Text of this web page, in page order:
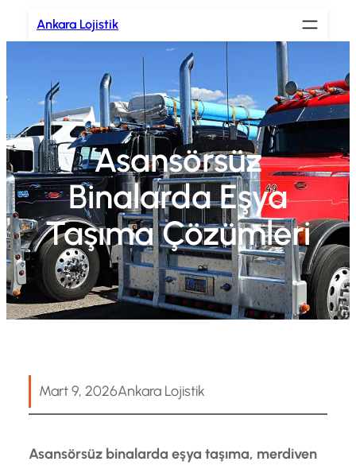
İçeriğe
geç
Ankara Lojistik
Asansörsüz
Binalarda Eşya
Taşıma Çözümleri
Mart 9, 2026Ankara Lojistik
Asansörsüz binalarda eşya taşıma, merdiven